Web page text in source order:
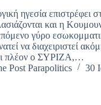
ηγεσία επιστρέφει
και η
γύρο
να διαχειριστεί
πλέον ο ΣΥΡΙΖΑ,…
Post Parapolitics
30